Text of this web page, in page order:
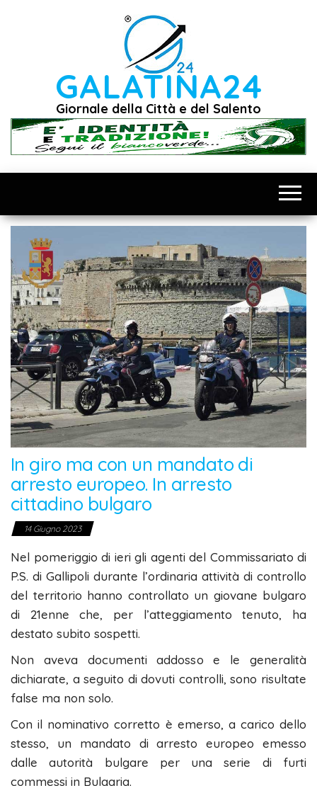
GALATINA24
Giornale della Città e del Salento
In giro ma con un mandato di
arresto europeo. In arresto
cittadino bulgaro
14 Giugno 2023
Nel pomeriggio di ieri gli agenti del Commissariato di
P.S. di Gallipoli durante l’ordinaria attività di controllo
del territorio hanno controllato un giovane bulgaro
di 21enne che, per l’atteggiamento tenuto, ha
destato subito sospetti.
Non aveva documenti addosso e le generalità
dichiarate, a seguito di dovuti controlli, sono risultate
false ma non solo.
Con il nominativo corretto è emerso, a carico dello
stesso, un mandato di arresto europeo emesso
dalle autorità bulgare per una serie di furti
commessi in Bulgaria.